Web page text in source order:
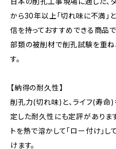
から30年以上「切れ味に不満」
信を持っておすすめできる商品
部類の被削材で削孔試験を重ね
す。
【納得の耐久性】
削孔力(切れ味)と、ライフ(寿命)
定した耐久性にも定評がありま
トを熱で溶かして「ロー付け」し
けます。